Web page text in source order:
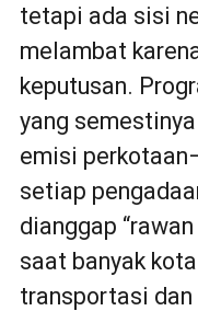
tetapi ada sisi
melambat
keputusan.
yang
emisi
setiap
dianggap
saat banyak
transportasi